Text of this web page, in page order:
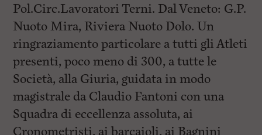
Pol.Circ.Lavoratori Terni. Dal Veneto: G.P.
Nuoto Mira, Riviera Nuoto Dolo. Un
ringraziamento particolare a tutti gli Atleti
presenti, poco meno di 300, a tutte le
Società, alla Giuria, guidata in modo
magistrale da Claudio Fantoni con una
Squadra di eccellenza assoluta, ai